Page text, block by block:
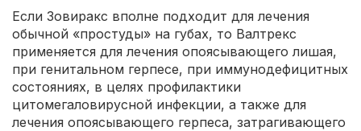
Если Зовиракс вполне подходит для лечения
обычной «простуды» на губах, то Валтрекс
применяется для лечения опоясывающего лишая,
при генитальном герпесе, при иммунодефицитных
состояниях, в целях профилактики
цитомегаловирусной инфекции, а также для
лечения опоясывающего герпеса, затрагивающего